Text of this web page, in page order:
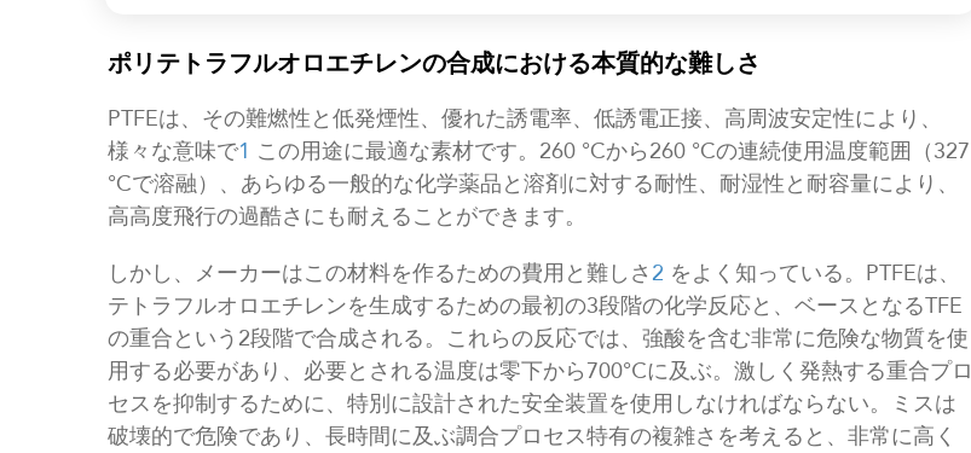
ポリテトラフルオロエチレンの合成における本質的な難しさ
PTFEは、その難燃性と低発煙性、優れた誘電率、低誘電正接、高周波安定性により、
様々な意味で1 この用途に最適な素材です。260 °Cから260 °Cの連続使用温度範囲（327
°Cで溶融）、あらゆる一般的な化学薬品と溶剤に対する耐性、耐湿性と耐容量により、
高高度飛行の過酷さにも耐えることができます。
しかし、メーカーはこの材料を作るための費用と難しさ 2 をよく知っている。PTFEは、
テトラフルオロエチレンを生成するための最初の3段階の化学反応と、ベースとなるTFE
の重合という2段階で合成される。これらの反応では、強酸を含む非常に危険な物質を使
用する必要があり、必要とされる温度は零下から700℃に及ぶ。激しく発熱する重合プロ
セスを抑制するために、特別に設計された安全装置を使用しなければならない。ミスは
破壊的で危険であり、長時間に及ぶ調合プロセス特有の複雑さを考えると、非常に高く